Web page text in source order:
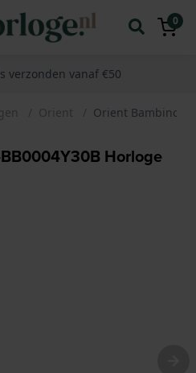
0
verzonden vanaf €50
Orient Orient Bambino
Horloge